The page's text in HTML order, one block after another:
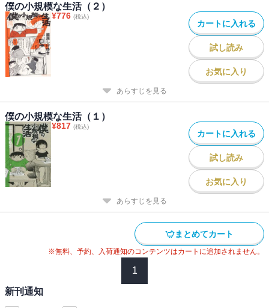
僕の小規模な生活（２）
¥776 (税込)
カートに入れる
試し読み
お気に入り
あらすじを見る
僕の小規模な生活（１）
¥817 (税込)
カートに入れる
試し読み
お気に入り
あらすじを見る
まとめてカート
※無料、予約、入荷通知のコンテンツはカートに追加されません。
1
新刊通知